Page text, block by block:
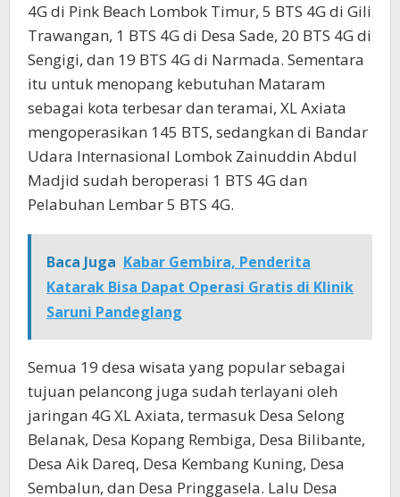
4G di Pink Beach Lombok Timur, 5 BTS 4G di Gili
Trawangan, 1 BTS 4G di Desa Sade, 20 BTS 4G di
Sengigi, dan 19 BTS 4G di Narmada. Sementara
itu untuk menopang kebutuhan Mataram
sebagai kota terbesar dan teramai, XL Axiata
mengoperasikan 145 BTS, sedangkan di Bandar
Udara Internasional Lombok Zainuddin Abdul
Madjid sudah beroperasi 1 BTS 4G dan
Pelabuhan Lembar 5 BTS 4G.
Baca Juga Kabar Gembira, Penderita
Katarak Bisa Dapat Operasi Gratis di Klinik
Saruni Pandeglang
Semua 19 desa wisata yang popular sebagai
tujuan pelancong juga sudah terlayani oleh
jaringan 4G XL Axiata, termasuk Desa Selong
Belanak, Desa Kopang Rembiga, Desa Bilibante,
Desa Aik Dareq, Desa Kembang Kuning, Desa
Sembalun, dan Desa Pringgasela. Lalu Desa